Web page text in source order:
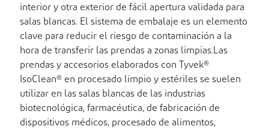
interior y otra exterior de fácil apertura validada para
salas blancas. El sistema de embalaje es un elemento
clave para reducir el riesgo de contaminación a la
hora de transferir las prendas a zonas limpias.Las
prendas y accesorios elaborados con Tyvek®
IsoClean® en procesado limpio y estériles se suelen
utilizar en las salas blancas de las industrias
biotecnológica, farmacéutica, de fabricación de
dispositivos médicos, procesado de alimentos,